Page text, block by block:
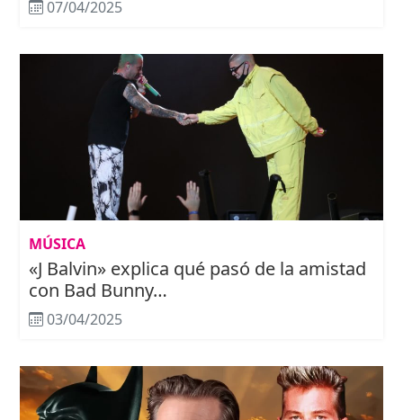
07/04/2025
MÚSICA
«J Balvin» explica qué pasó de la amistad
con Bad Bunny…
03/04/2025